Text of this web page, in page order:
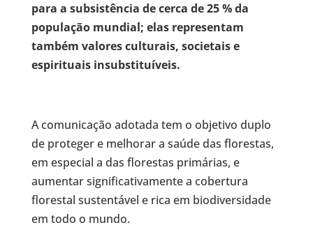
para a subsistência de cerca de 25 % da
população mundial; elas representam
também valores culturais, societais e
espirituais insubstituíveis.
A comunicação adotada tem o objetivo duplo
de proteger e melhorar a saúde das florestas,
em especial a das florestas primárias, e
aumentar significativamente a cobertura
florestal sustentável e rica em biodiversidade
em todo o mundo.